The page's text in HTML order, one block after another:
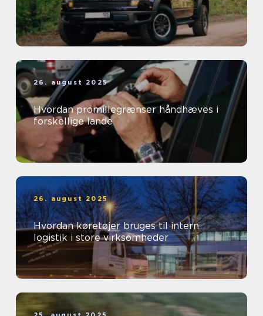
26. august 2025
Hvordan promillegrænser håndhæves i
forskellige lande
26. august 2025
Hvordan køretøjer bruges til intern
logistik i store virksomheder